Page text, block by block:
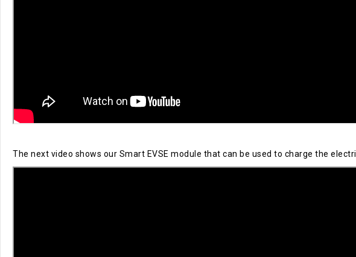
The next video shows our Smart EVSE module that can be used to charge the